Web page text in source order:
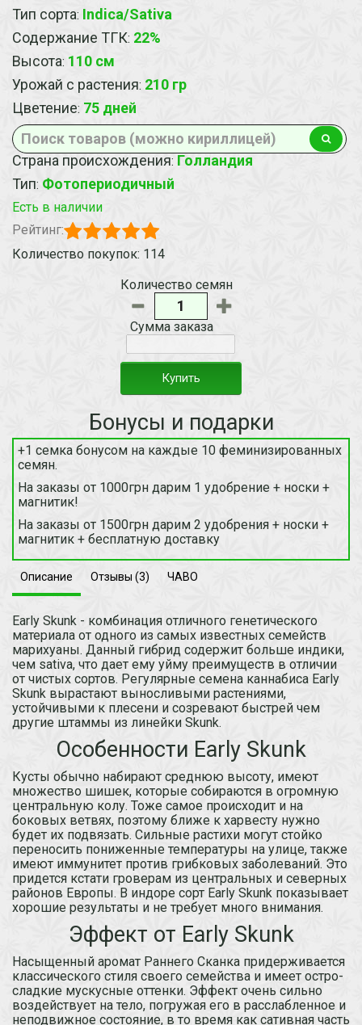
Тип сорта: Indica/Sativa
Содержание ТГК: 22%
Высота: 110 см
Урожай с растения: 210 гр
Цветение: 75 дней
Страна происхождения: Голландия
Тип: Фотопериодичный
Есть в наличии
Рейтинг:
Количество покупок: 114
Количество семян
Сумма заказа
Купить
Бонусы и подарки
+1 семка бонусом на каждые 10 феминизированных
семян.
На заказы от 1000грн дарим 1 удобрение + носки +
магнитик!
На заказы от 1500грн дарим 2 удобрения + носки +
магнитик + бесплатную доставку
Описание Отзывы (3) ЧАВО
Early Skunk - комбинация отличного генетического
материала от одного из самых известных семейств
марихуаны. Данный гибрид содержит больше индики,
чем sativa, что дает ему уйму преимуществ в отличии
от чистых сортов. Регулярные семена каннабиса Early
Skunk вырастают выносливыми растениями,
устойчивыми к плесени и созревают быстрей чем
другие штаммы из линейки Skunk.
Особенности Early Skunk
Кусты обычно набирают среднюю высоту, имеют
множество шишек, которые собираются в огромную
центральную колу. Тоже самое происходит и на
боковых ветвях, поэтому ближе к харвесту нужно
будет их подвязать. Сильные растихи могут стойко
переносить пониженные температуры на улице, также
имеют иммунитет против грибковых заболеваний. Это
придется кстати гроверам из центральных и северных
районов Европы. В индоре сорт Early Skunk показывает
хорошие результаты и не требует много внимания.
Эффект от Early Skunk
Насыщенный аромат Раннего Сканка придерживается
классического стиля своего семейства и имеет остро-
сладкие мускусные оттенки. Эффект очень сильно
воздействует на тело, погружая его в расслабленное и
неподвижное состояние, в то время как сативная часть